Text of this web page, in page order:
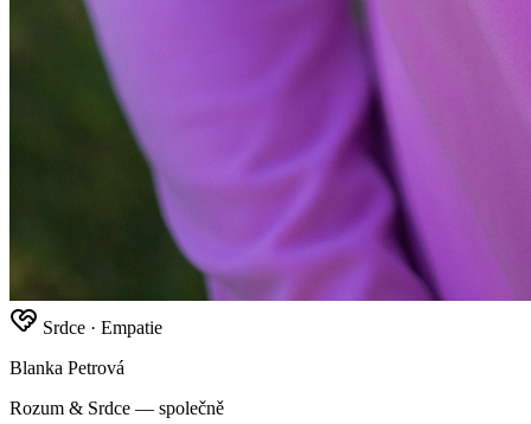
Srdce · Empatie
Blanka Petrová
Rozum & Srdce — společně